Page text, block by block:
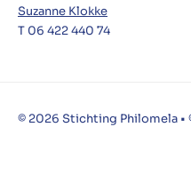
Suzanne Klokke
T 06 422 440 74
© 2026 Stichting Philomela